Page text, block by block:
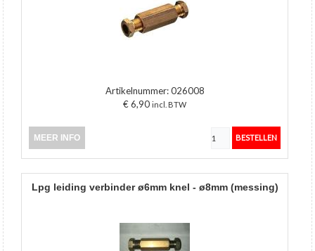
Artikelnummer:026008
€ 6,90 incl. BTW
MEER INFO
lpg leiding verbinder ø6mm knel - ø8mm (messing)